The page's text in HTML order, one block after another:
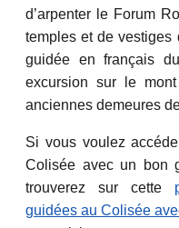
d’arpenter le Forum
temples et de vestiges
guidée en français
excursion sur le
anciennes demeures
Si vous voulez
Colisée avec un bon
trouverez sur cette
guidées au Colisée